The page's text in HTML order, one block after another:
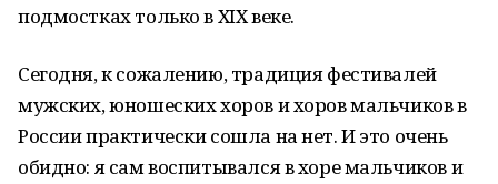
подмостках только в ХIХ веке.
Сегодня, к сожалению, традиция фестивалей
мужских, юношеских хоров и хоров мальчиков в
России практически сошла на нет. И это очень
обидно: я сам воспитывался в хоре мальчиков и